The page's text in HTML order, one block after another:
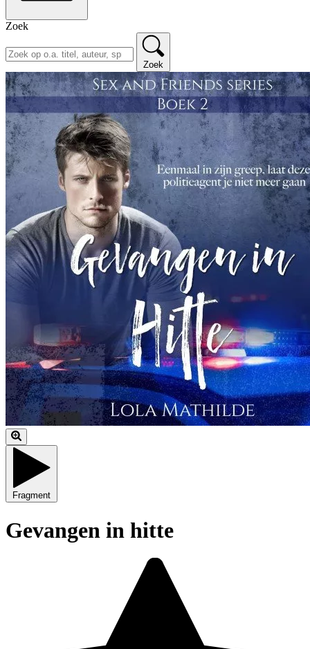
Zoek
Zoek
Fragment
Gevangen in hitte